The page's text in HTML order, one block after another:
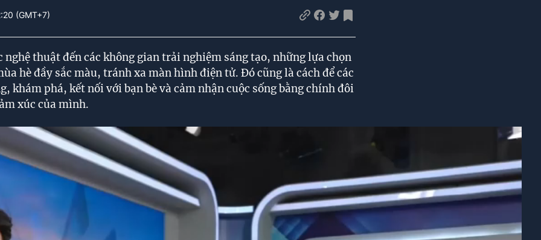
(GMT+7)
nghệ thuật đến các không gian trải nghiệm sáng tạo, những lựa chọn
hè đầy sắc màu, tránh xa màn hình điện tử. Đó cũng là cách để các
khám phá, kết nối với bạn bè và cảm nhận cuộc sống bằng chính đôi
xúc của mình.